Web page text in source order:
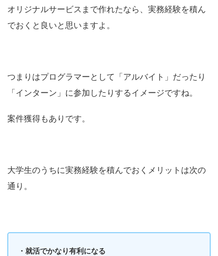
オリジナルサービスまで作れたなら、実務経験を積ん
でおくと良いと思いますよ。
つまりはプログラマーとして「アルバイト」だったり
「インターン」に参加したりするイメージですね。
案件獲得もありです。
大学生のうちに実務経験を積んでおくメリットは次の
通り。
・就活でかなり有利になる